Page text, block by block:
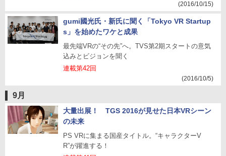
(2016/10/15)
gumi國光氏・新氏に聞く「Tokyo VR Startup
s」を始めたワケと成果
最先端VRの“その先”へ。TVS第2期スタートの意気
込みとビジョンを聞く
連載第42回
(2016/10/5)
9月
大量出展！ TGS 2016が見せた日本VRシーン
の未来
PS VRに集まる国産タイトル。“キャラクターV
R”が躍進する！